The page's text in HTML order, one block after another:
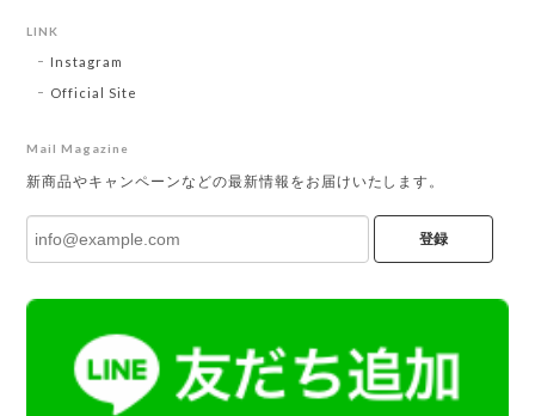
LINK
Instagram
Official Site
Mail Magazine
新商品やキャンペーンなどの最新情報をお届けいたします。
登録